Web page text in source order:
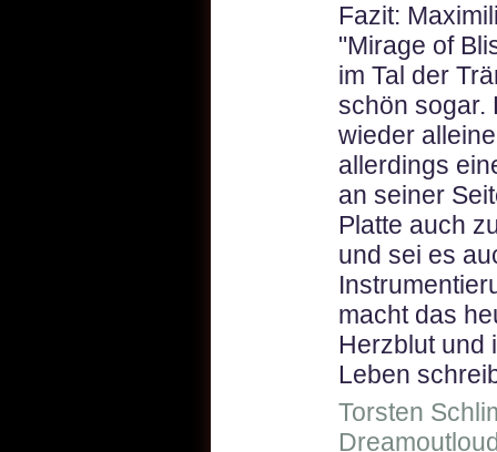
Fazit:
"Mirage of
im Tal der
schön sogar.
wieder
allerdings
an seiner
Platte auch
und sei es
macht das
Herzblut und
Leben
Torsten